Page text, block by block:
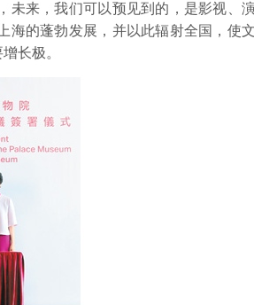
未来，我们可以预见到的，是影视、
海的蓬勃发展，并以此辐射全国，使文
长极。